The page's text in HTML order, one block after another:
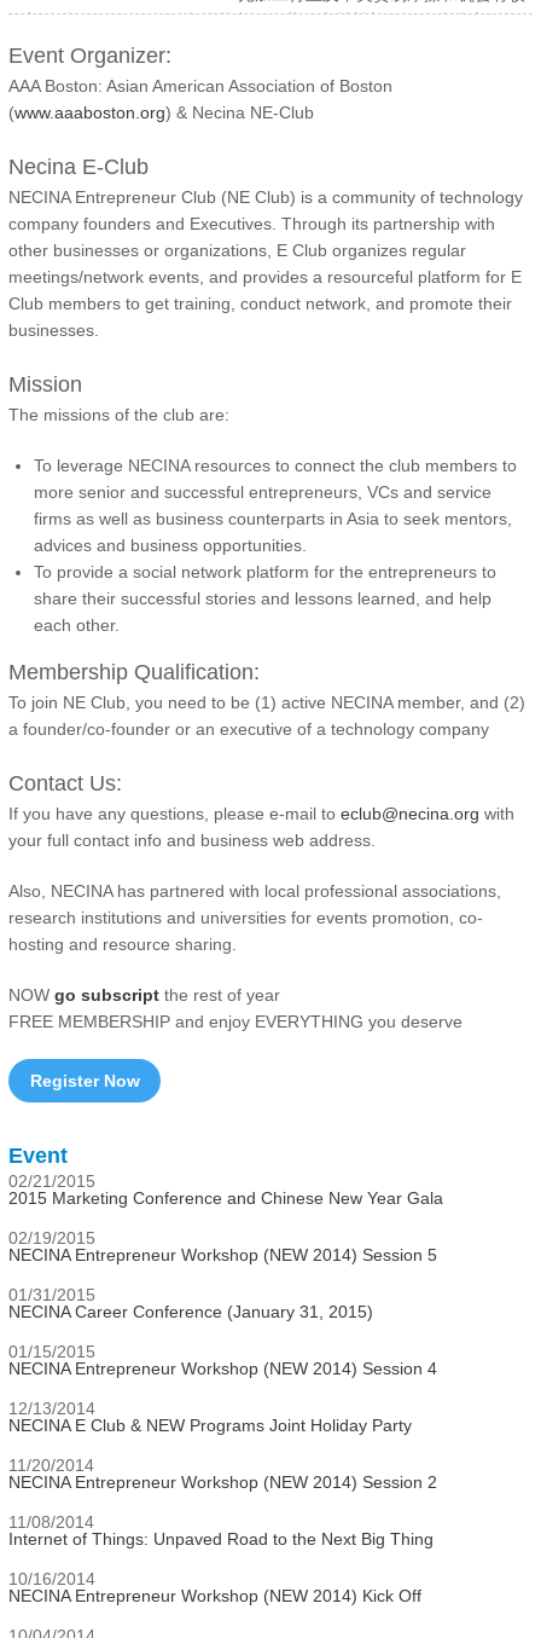
future of the industry, and the lessons learned along the way as he
in the world.
深刻的体会。Empower嘉强是中国工业激光材料加工用激光头和数控
系统综合解决方案的领先者，Scott拥有发明专利著作权等100多项，公
司每年提供超过4万以上激光头及控制系统服务于全球1000多家激光设
司落地中国制造。2009年创业之前服务于Laser Mechanisms Inc.公司
州硅谷OptiWorks, Ditech (Altmar), OptiWave, IOA, Oplink
Communications Inc.等光通信公司从事研发设计或市场推广等工作。
2001年获中佛罗里达大学电子工程硕士。1997-1999任上海朗讯
Lucent of Shanghai技术部系统工程师。1997年获上海交通大学电子
工程硕士，1994年本科毕业于南昌大学（原江西大学）材料物理专
业。李思佳先生2017年始担任亚美会董事，今年开始负责筹建创业小
组活动Entrepreneurs Club。
Event Organizer:
AAA Boston: Asian American Association of Boston
(www.aaaboston.org) & Necina NE-Club
Necina E-Club
NECINA Entrepreneur Club (NE Club) is a community of technology
company founders and Executives. Through its partnership with
other businesses or organizations, E Club organizes regular
meetings/network events, and provides a resourceful platform for E
Club members to get training, conduct network, and promote their
businesses.
Mission
The missions of the club are:
To leverage NECINA resources to connect the club members to
more senior and successful entrepreneurs, VCs and service
firms as well as business counterparts in Asia to seek mentors,
advices and business opportunities.
To provide a social network platform for the entrepreneurs to
share their successful stories and lessons learned, and help
each other.
Membership Qualification:
To join NE Club, you need to be (1) active NECINA member, and (2)
a founder/co-founder or an executive of a technology company
Contact Us:
If you have any questions, please e-mail to eclub@necina.org with
your full contact info and business web address.
Also, NECINA has partnered with local professional associations,
research institutions and universities for events promotion, co-
hosting and resource sharing.
NOW go subscript the rest of year
FREE MEMBERSHIP and enjoy EVERYTHING you deserve
Register Now
Event
02/21/2015
2015 Marketing Conference and Chinese New Year Gala
02/19/2015
NECINA Entrepreneur Workshop (NEW 2014) Session 5
01/31/2015
NECINA Career Conference (January 31, 2015)
01/15/2015
NECINA Entrepreneur Workshop (NEW 2014) Session 4
12/13/2014
NECINA E Club & NEW Programs Joint Holiday Party
11/20/2014
NECINA Entrepreneur Workshop (NEW 2014) Session 2
11/08/2014
Internet of Things: Unpaved Road to the Next Big Thing
10/16/2014
NECINA Entrepreneur Workshop (NEW 2014) Kick Off